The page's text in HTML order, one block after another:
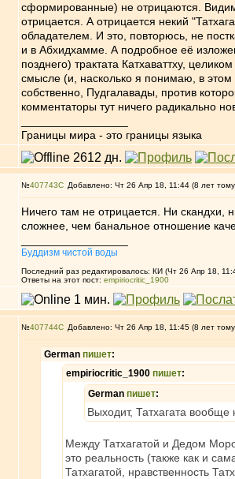
сформированные) не отрицаются.
отрицается. А отрицается некий
обладателем. И это, повторюсь, не
и в Абхидхамме. А подробное её
позднего) трактата Катхаваттху,
смысле (и, насколько я понимаю, в
собственно, Пудгалавады, против
комментаторы тут ничего радикально
Границы мира - это границы языка
№407743 Добавлено: Чт 26 Апр 18, 11:44 (8 лет
Ничего там не отрицается. Ни скандхи,
сложнее, чем банальное отношение
Буддизм чистой воды
Последний раз редактировалось: КИ (Чт 26 Апр 18,
Ответы на этот пост: empiriocritic_1900
№407744 Добавлено: Чт 26 Апр 18, 11:45 (8 лет
German пишет:
empiriocritic_1900 пишет:
German пишет:
Выходит, Татхагата
Между Татхагатой и Дедом
это реальность (также как и
Татхагатой, нравственность